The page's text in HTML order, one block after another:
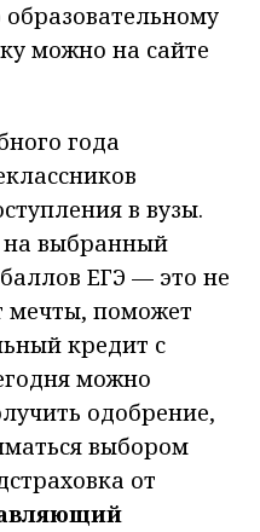
образовательному
можно на сайте
года
в вузы.
на выбранный
ЕГЭ — это не
мечты, поможет
кредит с
можно
одобрение,
выбором
от